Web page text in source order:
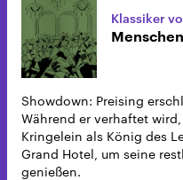
Klassiker
Showdown: Preising
Während er verhaftet
Kringelein als König des
Grand Hotel, um seine
genießen.